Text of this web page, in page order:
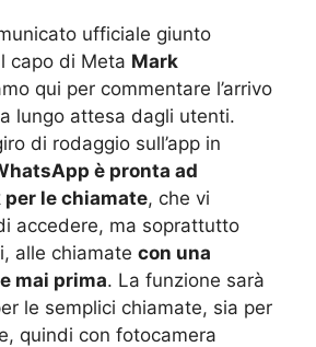
ufficiale giunto
capo di Meta Mark
qui per commentare l’arrivo
lungo attesa dagli utenti.
di rodaggio sull’app in
è pronta ad
le chiamate, che vi
accedere, ma soprattutto
alle chiamate con una
mai prima. La funzione sarà
le semplici chiamate, sia per
quindi con fotocamera